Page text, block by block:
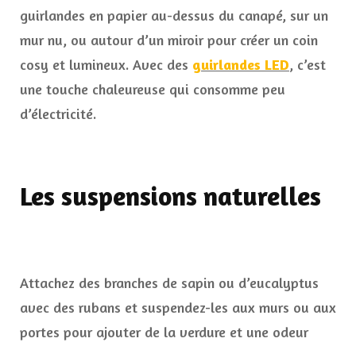
guirlandes en papier au-dessus du canapé, sur un
mur nu, ou autour d’un miroir pour créer un coin
cosy et lumineux. Avec des guirlandes LED, c’est
une touche chaleureuse qui consomme peu
d’électricité.
Les suspensions naturelles
Attachez des branches de sapin ou d’eucalyptus
avec des rubans et suspendez-les aux murs ou aux
portes pour ajouter de la verdure et une odeur